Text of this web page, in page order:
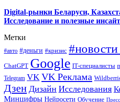
Digital-рынки Беларуси,
Исследование и полезные
Метки
#авто #деньги #кризис
ChatGPT Google IT-специалисты
Telegram VK VK Реклама
Дзен Дизайн Исследования
Минцифры Нейросети Обучение